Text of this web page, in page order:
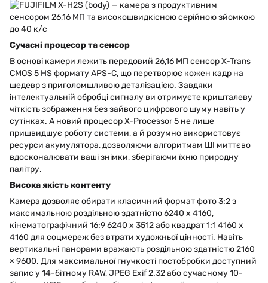
Сучасні процесор та сенсор
В основі камери лежить передовий 26,16 МП сенсор X-Trans
CMOS 5 HS формату APS-C, що перетворює кожен кадр на
шедевр з приголомшливою деталізацією. Завдяки
інтелектуальній обробці сигналу ви отримуєте кришталеву
чіткість зображення без зайвого цифрового шуму навіть у
сутінках. А новий процесор X-Processor 5 не лише
пришвидшує роботу системи, а й розумно використовує
ресурси акумулятора, дозволяючи алгоритмам ШІ миттєво
вдосконалювати ваші знімки, зберігаючи їхню природну
палітру.
Висока якість контенту
Камера дозволяє обирати класичний формат фото 3:2 з
максимальною роздільною здатністю 6240 x 4160,
кінематографічний 16:9 6240 x 3512 або квадрат 1:1 4160 x
4160 для соцмереж без втрати художньої цінності. Навіть
вертикальні панорами вражають роздільною здатністю 2160
× 9600. Для максимальної гнучкості постобробки доступний
запис у 14-бітному RAW, JPEG Exif 2.32 або сучасному 10-